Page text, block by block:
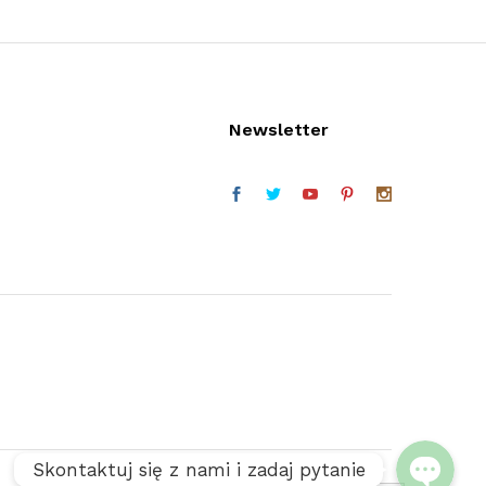
Newsletter
Skontaktuj się z nami i zadaj pytanie